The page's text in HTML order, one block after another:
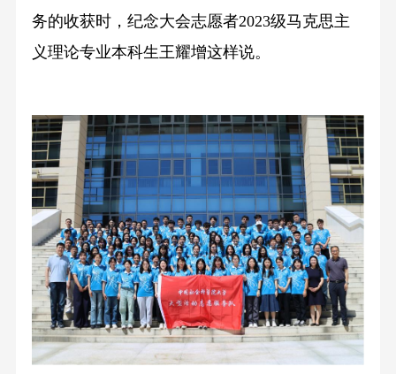
务的收获时，纪念大会志愿者2023级马克思主
义理论专业本科生王耀增这样说。